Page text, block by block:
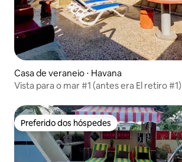
Casa de veraneio ⋅ Havana
Vista para o mar #1 (antes era El retiro #1)
Preferido dos hóspedes
Preferido dos hóspedes